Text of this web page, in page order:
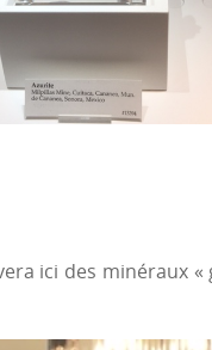
ici des minéraux